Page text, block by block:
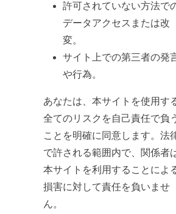
許可されていない方法で
データアクセスまたは改
変。
サイト上での第三者の発
や行為。
あなたは、本サイトを使用す
全てのリスクを自己責任で負
ことを明確に同意します。法
で許される範囲内で、関係者
本サイトを利用することによ
損害に対して責任を負いませ
ん。